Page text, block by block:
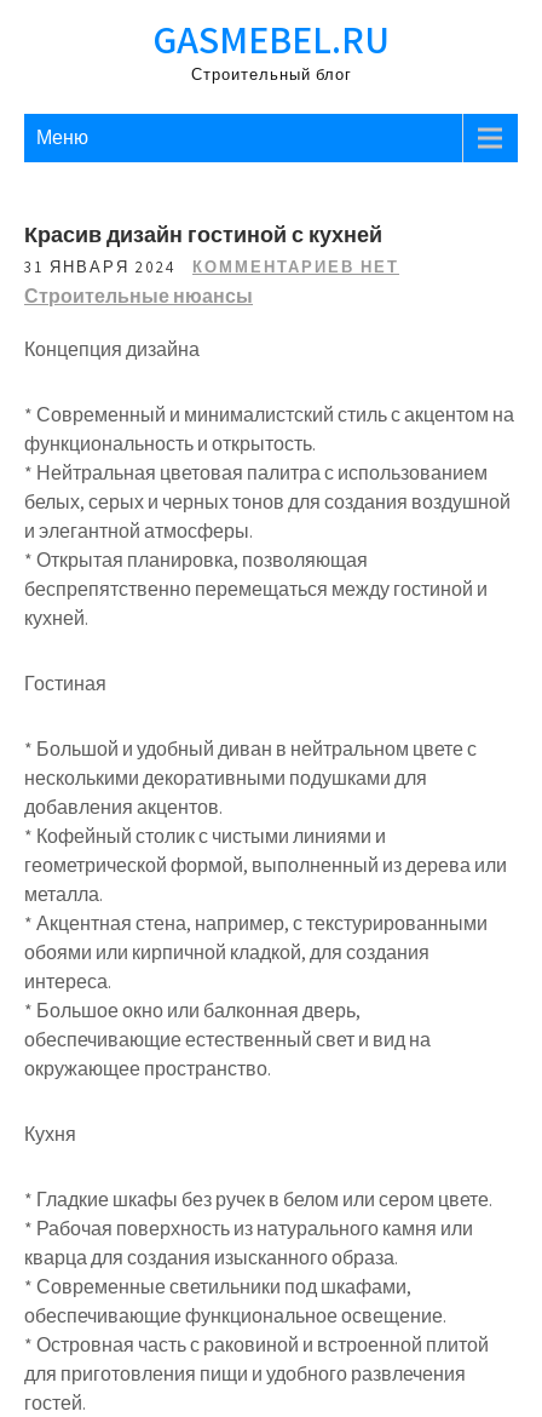
GASMEBEL.RU
Строительный блог
Меню
Красив дизайн гостиной с кухней
31 ЯНВАРЯ 2024 КОММЕНТАРИЕВ НЕТ
Строительные нюансы
Концепция дизайна
* Современный и минималистский стиль с акцентом на
функциональность и открытость.
* Нейтральная цветовая палитра с использованием
белых, серых и черных тонов для создания воздушной
и элегантной атмосферы.
* Открытая планировка, позволяющая
беспрепятственно перемещаться между гостиной и
кухней.
Гостиная
* Большой и удобный диван в нейтральном цвете с
несколькими декоративными подушками для
добавления акцентов.
* Кофейный столик с чистыми линиями и
геометрической формой, выполненный из дерева или
металла.
* Акцентная стена, например, с текстурированными
обоями или кирпичной кладкой, для создания
интереса.
* Большое окно или балконная дверь,
обеспечивающие естественный свет и вид на
окружающее пространство.
Кухня
* Гладкие шкафы без ручек в белом или сером цвете.
* Рабочая поверхность из натурального камня или
кварца для создания изысканного образа.
* Современные светильники под шкафами,
обеспечивающие функциональное освещение.
* Островная часть с раковиной и встроенной плитой
для приготовления пищи и удобного развлечения
гостей.